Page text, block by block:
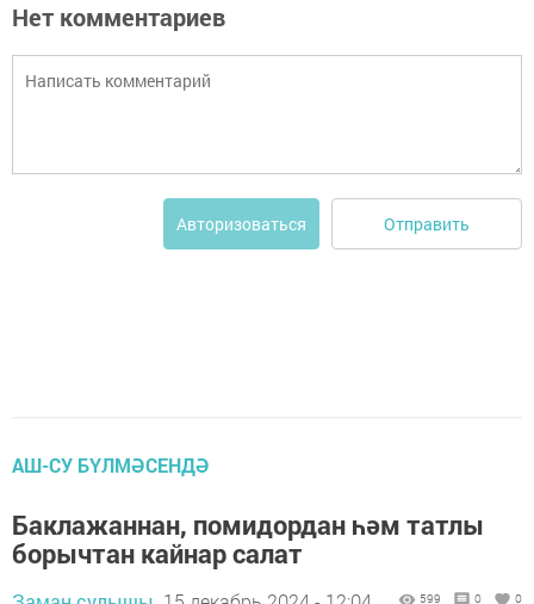
Нет комментариев
Авторизоваться Отправить
АШ-СУ БҮЛМӘСЕНДӘ
Баклажаннан, помидордан һәм татлы
борычтан кайнар салат
599 0 0